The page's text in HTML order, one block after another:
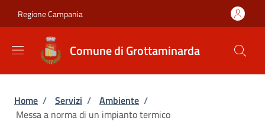
Regione Campania
Comune di Grottaminarda
Briciole di pane
Home / Servizi / Ambiente /
Messa a norma di un impianto termico